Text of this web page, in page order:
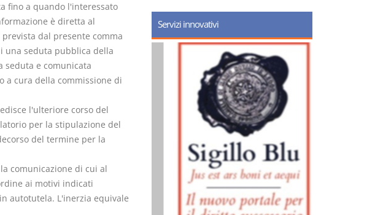
fino a quando l'interessato
è diretta al
dal presente comma
una seduta pubblica della
seduta e comunicata
a cura della commissione di
l'ulteriore corso del
per la stipulazione del
del termine per la
comunicazione di cui al
ai motivi indicati
autotutela. L'inerzia equivale
Servizi innovativi